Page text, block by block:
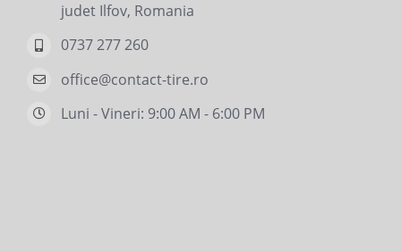
judet Ilfov, Romania
0737 277 260
office@contact-tire.ro
Luni - Vineri: 9:00 AM - 6:00 PM